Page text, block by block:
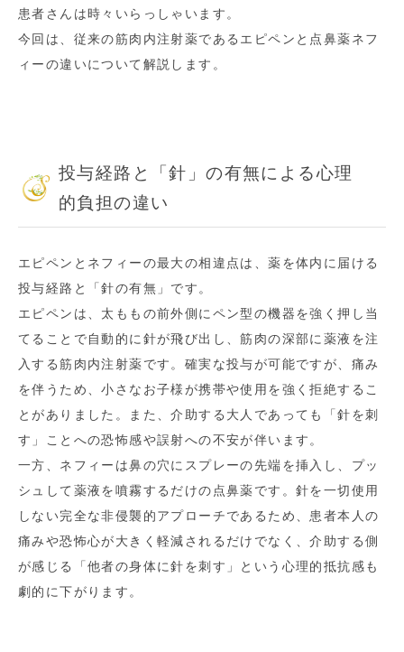
患者さんは時々いらっしゃいます。
今回は、従来の筋肉内注射薬であるエピペンと点鼻薬ネフ
ィーの違いについて解説します。
投与経路と「針」の有無による心理
的負担の違い
エピペンとネフィーの最大の相違点は、薬を体内に届ける
投与経路と「針の有無」です。
エピペンは、太ももの前外側にペン型の機器を強く押し当
てることで自動的に針が飛び出し、筋肉の深部に薬液を注
入する筋肉内注射薬です。確実な投与が可能ですが、痛み
を伴うため、小さなお子様が携帯や使用を強く拒絶するこ
とがありました。また、介助する大人であっても「針を刺
す」ことへの恐怖感や誤射への不安が伴います。
一方、ネフィーは鼻の穴にスプレーの先端を挿入し、プッ
シュして薬液を噴霧するだけの点鼻薬です。針を一切使用
しない完全な非侵襲的アプローチであるため、患者本人の
痛みや恐怖心が大きく軽減されるだけでなく、介助する側
が感じる「他者の身体に針を刺す」という心理的抵抗感も
劇的に下がります。